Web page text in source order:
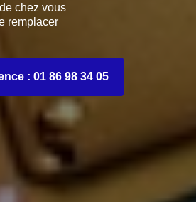
chez vous
remplacer
: 01 86 98 34 05